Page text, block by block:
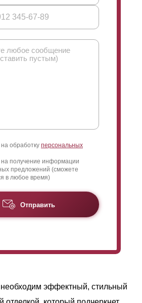
обработку персональных
на получение информации
предложений (сможете
в любое время)
Отправить
необходим эффектный, стильный